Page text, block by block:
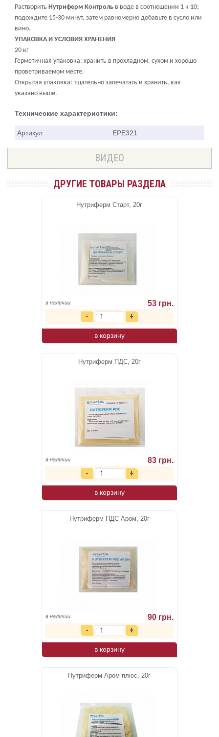
Растворить Нутриферм Контроль в воде в соотношении 1 к 10;
подождите 15-30 минут, затем равномерно добавьте в сусло или
вино.
УПАКОВКА И УСЛОВИЯ ХРАНЕНИЯ
20 кг
Герметичная упаковка: хранить в прохладном, сухом и хорошо
проветриваемом месте.
Открытая упаковка: тщательно запечатать и хранить, как
указано выше.
Технические характеристики:
Артикул EPE321
ВИДЕО
ДРУГИЕ ТОВАРЫ РАЗДЕЛА
Нутриферм Старт, 20г
в наличии 53 грн.
в корзину
Нутриферм ПДС, 20г
в наличии 83 грн.
в корзину
Нутриферм ПДС Аром, 20г
в наличии 90 грн.
в корзину
Нутриферм Аром плюс, 20г